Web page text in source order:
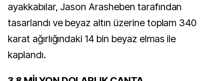
ayakkabılar, Jason Arasheben tarafından
tasarlandı ve beyaz altın üzerine toplam 340
karat ağırlığındaki 14 bin beyaz elmas ile
kaplandı.